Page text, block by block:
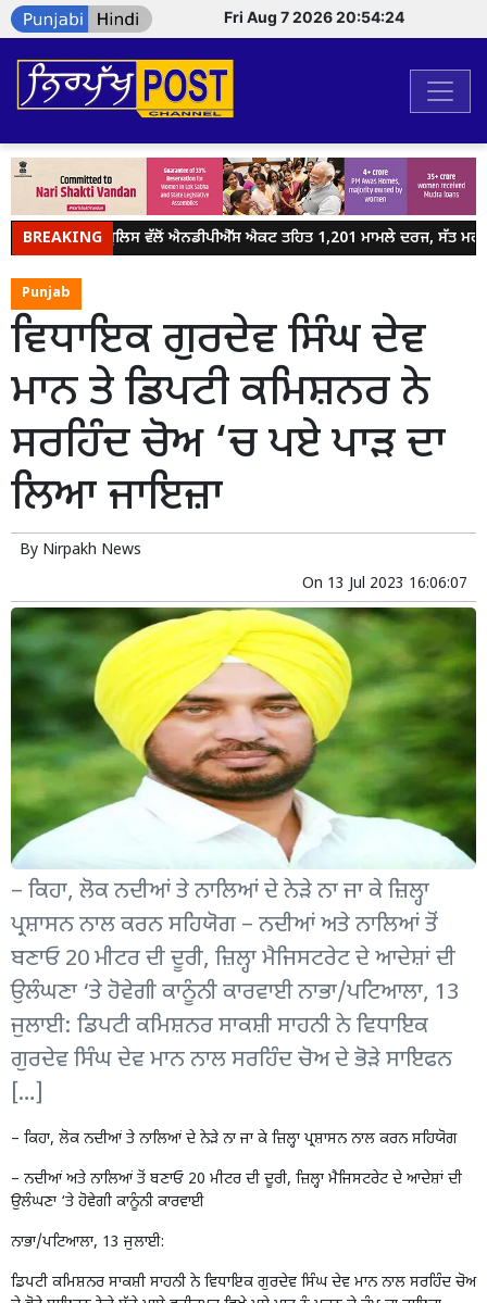
Fri Aug 7 2026 20:54:24
BREAKING
ਜਲੰਧਰ ਪੁਲਿਸ ਵੱਲੋਂ ਐਨਡੀਪੀਐੱਸ ਐਕਟ ਤਹਿਤ 1,201 ਮਾਮਲੇ ਦਰਜ, ਸੱਤ
Punjab
ਵਿਧਾਇਕ ਗੁਰਦੇਵ ਸਿੰਘ ਦੇਵ
ਮਾਨ ਤੇ ਡਿਪਟੀ ਕਮਿਸ਼ਨਰ ਨੇ
ਸਰਹਿੰਦ ਚੋਅ ‘ਚ ਪਏ ਪਾੜ ਦਾ
ਲਿਆ ਜਾਇਜ਼ਾ
By Nirpakh News
On 13 Jul 2023 16:06:07
– ਕਿਹਾ, ਲੋਕ ਨਦੀਆਂ ਤੇ ਨਾਲਿਆਂ ਦੇ ਨੇੜੇ ਨਾ ਜਾ ਕੇ ਜ਼ਿਲ੍ਹਾ
ਪ੍ਰਸ਼ਾਸਨ ਨਾਲ ਕਰਨ ਸਹਿਯੋਗ – ਨਦੀਆਂ ਅਤੇ ਨਾਲਿਆਂ ਤੋਂ
ਬਣਾਓ 20 ਮੀਟਰ ਦੀ ਦੂਰੀ, ਜ਼ਿਲ੍ਹਾ ਮੈਜਿਸਟਰੇਟ ਦੇ ਆਦੇਸ਼ਾਂ ਦੀ
ਉਲੰਘਣਾ ‘ਤੇ ਹੋਵੇਗੀ ਕਾਨੂੰਨੀ ਕਾਰਵਾਈ ਨਾਭਾ/ਪਟਿਆਲਾ, 13
ਜੁਲਾਈ: ਡਿਪਟੀ ਕਮਿਸ਼ਨਰ ਸਾਕਸ਼ੀ ਸਾਹਨੀ ਨੇ ਵਿਧਾਇਕ
ਗੁਰਦੇਵ ਸਿੰਘ ਦੇਵ ਮਾਨ ਨਾਲ ਸਰਹਿੰਦ ਚੋਅ ਦੇ ਭੋੜੇ ਸਾਇਫਨ
[…]
– ਕਿਹਾ, ਲੋਕ ਨਦੀਆਂ ਤੇ ਨਾਲਿਆਂ ਦੇ ਨੇੜੇ ਨਾ ਜਾ ਕੇ ਜ਼ਿਲ੍ਹਾ ਪ੍ਰਸ਼ਾਸਨ ਨਾਲ ਕਰਨ ਸਹਿਯੋਗ
– ਨਦੀਆਂ ਅਤੇ ਨਾਲਿਆਂ ਤੋਂ ਬਣਾਓ 20 ਮੀਟਰ ਦੀ ਦੂਰੀ, ਜ਼ਿਲ੍ਹਾ ਮੈਜਿਸਟਰੇਟ ਦੇ ਆਦੇਸ਼ਾਂ ਦੀ
ਉਲੰਘਣਾ ‘ਤੇ ਹੋਵੇਗੀ ਕਾਨੂੰਨੀ ਕਾਰਵਾਈ
ਨਾਭਾ/ਪਟਿਆਲਾ, 13 ਜੁਲਾਈ:
ਡਿਪਟੀ ਕਮਿਸ਼ਨਰ ਸਾਕਸ਼ੀ ਸਾਹਨੀ ਨੇ ਵਿਧਾਇਕ ਗੁਰਦੇਵ ਸਿੰਘ ਦੇਵ ਮਾਨ ਨਾਲ ਸਰਹਿੰਦ ਚੋਅ